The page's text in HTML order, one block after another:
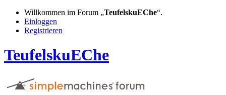
Willkommen im Forum „TeufelskuEChe“.
Einloggen
Registrieren
TeufelskuEChe